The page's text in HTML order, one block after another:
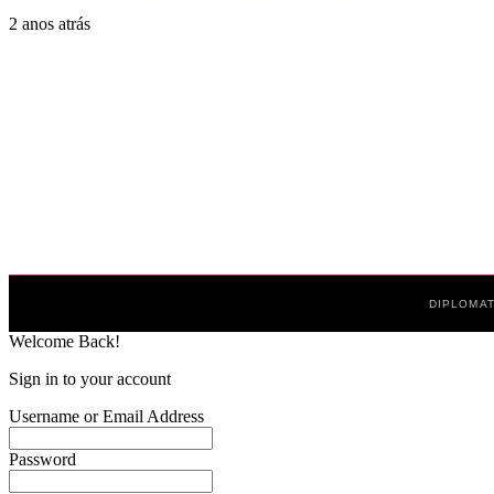
2 anos atrás
Welcome Back!
Sign in to your account
Username or Email Address
Password